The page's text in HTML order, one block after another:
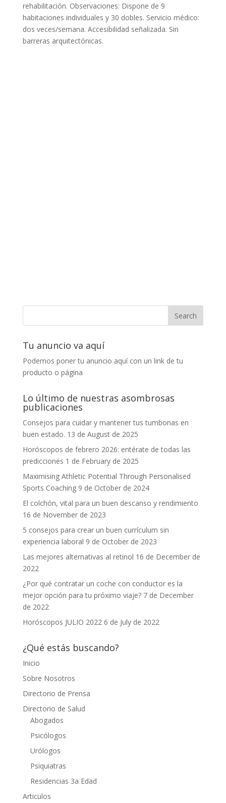
rehabilitación. Observaciones: Dispone de 9
habitaciones individuales y 30 dobles. Servicio médico:
dos veces/semana. Accesibilidad señalizada. Sin
barreras arquitectónicas.
Tu anuncio va aquí
Podemos poner tu anuncio aquí con un link de tu
producto o página
Lo último de nuestras asombrosas
publicaciones
Consejos para cuidar y mantener tus tumbonas en
buen estado. 13 de August de 2025
Horóscopos de febrero 2026: entérate de todas las
predicciones 1 de February de 2025
Maximising Athletic Potential Through Personalised
Sports Coaching 9 de October de 2024
El colchón, vital para un buen descanso y rendimiento
16 de November de 2023
5 consejos para crear un buen currículum sin
experiencia laboral 9 de October de 2023
Las mejores alternativas al retinol 16 de December de
2022
¿Por qué contratar un coche con conductor es la
mejor opción para tu próximo viaje? 7 de December
de 2022
Horóscopos JULIO 2022 6 de July de 2022
¿Qué estás buscando?
Inicio
Sobre Nosotros
Directorio de Prensa
Directorio de Salud
Abogados
Psicólogos
Urólogos
Psiquiatras
Residencias 3a Edad
Articulos